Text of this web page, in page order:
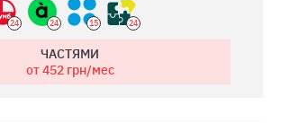
24 24 15 24
ЧАСТЯМИ
от 452грн/мес